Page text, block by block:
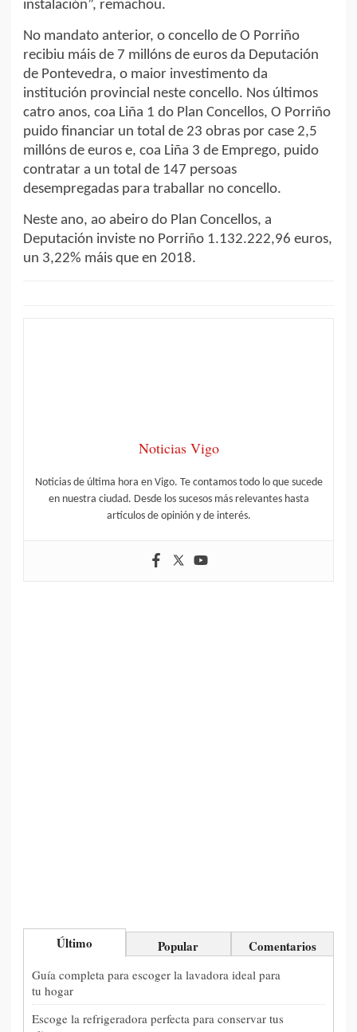
instalación”, remachou.
No mandato anterior, o concello de O Porriño
recibiu máis de 7 millóns de euros da Deputación
de Pontevedra, o maior investimento da
institución provincial neste concello. Nos últimos
catro anos, coa Liña 1 do Plan Concellos, O Porriño
puido financiar un total de 23 obras por case 2,5
millóns de euros e, coa Liña 3 de Emprego, puido
contratar a un total de 147 persoas
desempregadas para traballar no concello.
Neste ano, ao abeiro do Plan Concellos, a
Deputación inviste no Porriño 1.132.222,96 euros,
un 3,22% máis que en 2018.
Noticias Vigo
Noticias de última hora en Vigo. Te contamos todo lo que sucede
en nuestra ciudad. Desde los sucesos más relevantes hasta
artículos de opinión y de interés.
Último Popular Comentarios
Guía completa para escoger la lavadora ideal para
tu hogar
Escoge la refrigeradora perfecta para conservar tus